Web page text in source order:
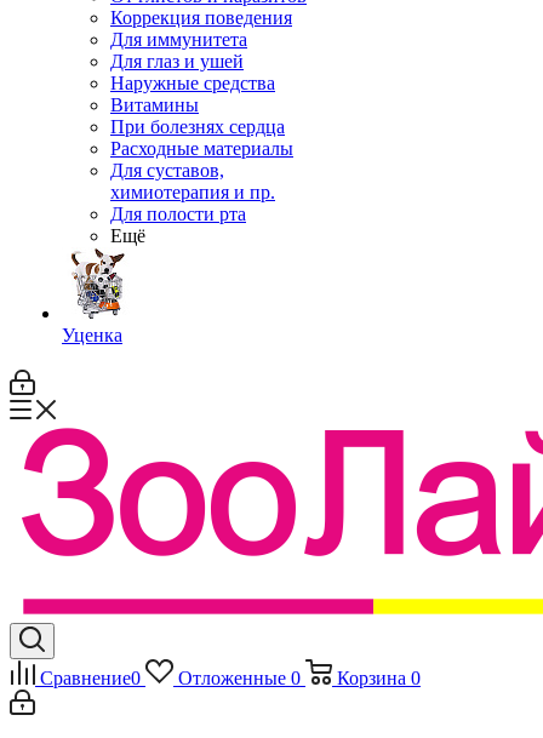
Коррекция поведения
Для иммунитета
Для глаз и ушей
Наружные средства
Витамины
При болезнях сердца
Расходные материалы
Для суставов,
химиотерапия и пр.
Для полости рта
Ещё
Уценка
Сравнение0 Отложенные 0 Корзина 0